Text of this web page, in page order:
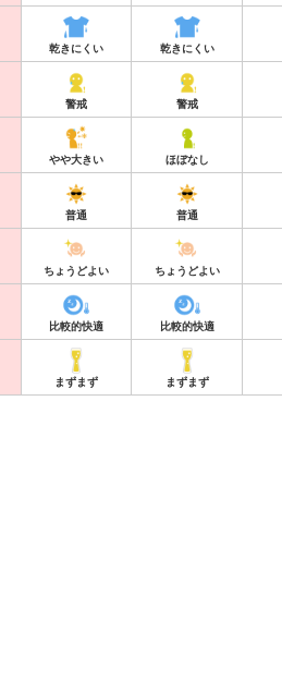
乾きにくい 乾きにくい
警戒 警戒
やや大きい ほぼなし
普通 普通
ちょうどよい ちょうどよい
比較的快適 比較的快適
まずまず まずまず